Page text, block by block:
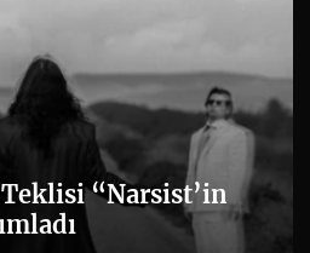
“Narsist’in